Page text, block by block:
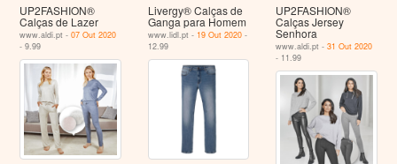
UP2FASHION®
Calças de Lazer
www.aldi.pt -07 Out 2020
- 9.99
Livergy® Calças de
Ganga para Homem
www.lidl.pt - 19 Out 2020-
12.99
UP2FASHION®
Calças Jersey
Senhora
www.aldi.pt -31 Out 2020
- 11.99